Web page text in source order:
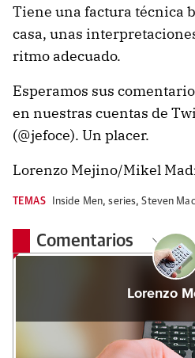
Tiene una factura técnica
casa, unas
ritmo adecuado.
Esperamos sus
en nuestras cuentas de
(@jefoce). Un placer.
Lorenzo Mejino/Mikel
TEMAS Inside Men,series,Steven
Comentarios
Lorenzo